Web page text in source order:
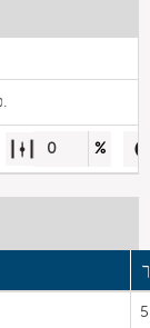
כדי להציג את הטבלה כולה, הזז את הטבלה ימינה.
0 %